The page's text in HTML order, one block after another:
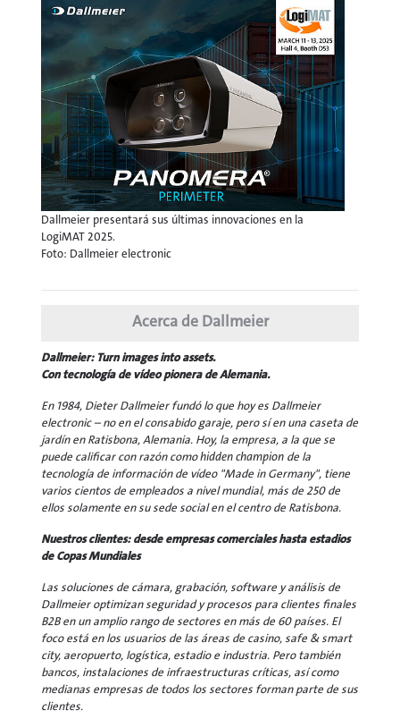
Dallmeier presentará sus últimas innovaciones en la
LogiMAT 2025.
Foto: Dallmeier electronic
Acerca de Dallmeier
Dallmeier: Turn images into assets.
Con tecnología de vídeo pionera de Alemania.
En 1984, Dieter Dallmeier fundó lo que hoy es Dallmeier
electronic – no en el consabido garaje, pero sí en una caseta de
jardín en Ratisbona, Alemania. Hoy, la empresa, a la que se
puede calificar con razón comohidden champion de la
tecnología de información de vídeo "Made in Germany", tiene
varios cientos de empleados a nivel mundial, más de 250 de
ellos solamente en su sede social en el centro de Ratisbona.
Nuestros clientes: desde empresas comerciales hasta estadios
de Copas Mundiales
Las soluciones de cámara, grabación, software y análisis de
Dallmeier optimizan seguridad y procesos para clientes finales
B2B en un amplio rango de sectores en más de 60 países. El
foco está en los usuarios de las áreas de casino, safe & smart
city, aeropuerto, logística, estadio e industria. Pero también
bancos, instalaciones de infraestructuras críticas, así como
medianas empresas de todos los sectores forman parte de sus
clientes.